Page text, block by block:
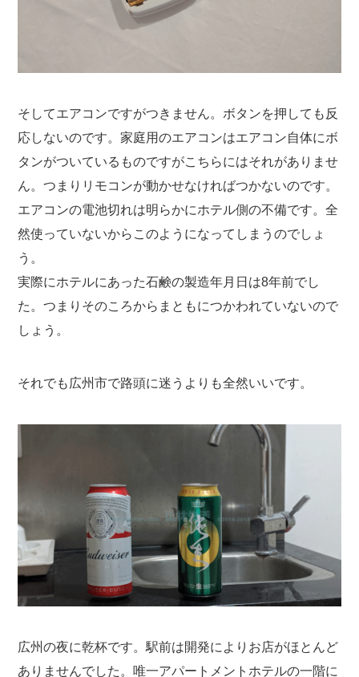
そしてエアコンですがつきません。ボタンを押しても反
応しないのです。家庭用のエアコンはエアコン自体にボ
タンがついているものですがこちらにはそれがありませ
ん。つまりリモコンが動かせなければつかないのです。
エアコンの電池切れは明らかにホテル側の不備です。全
然使っていないからこのようになってしまうのでしょ
う。
実際にホテルにあった石鹸の製造年月日は8年前でし
た。つまりそのころからまともにつかわれていないので
しょう。
それでも広州市で路頭に迷うよりも全然いいです。
広州の夜に乾杯です。駅前は開発によりお店がほとんど
ありませんでした。唯一アパートメントホテルの一階に